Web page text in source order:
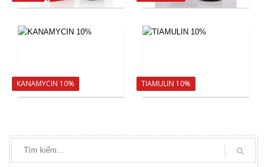
KANAMYCIN 10% TIAMULIN 10%